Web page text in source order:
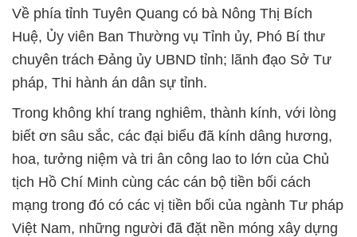
Về phía tỉnh Tuyên Quang có bà Nông Thị Bích
Huệ, Ủy viên Ban Thường vụ Tỉnh ủy, Phó Bí thư
chuyên trách Đảng ủy UBND tỉnh; lãnh đạo Sở Tư
pháp, Thi hành án dân sự tỉnh.
Trong không khí trang nghiêm, thành kính, với lòng
biết ơn sâu sắc, các đại biểu đã kính dâng hương,
hoa, tưởng niệm và tri ân công lao to lớn của Chủ
tịch Hồ Chí Minh cùng các cán bộ tiền bối cách
mạng trong đó có các vị tiền bối của ngành Tư pháp
Việt Nam, những người đã đặt nền móng xây dựng